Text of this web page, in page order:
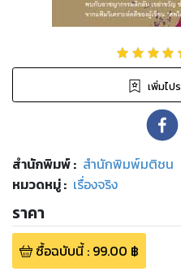
เพิ่มไป
สำนักพิมพ์: สำนักพิมพ์มติชน
หมวดหมู่: เรื่องจริง
ราคา
ซื้อฉบับนี้: 99.00 ฿